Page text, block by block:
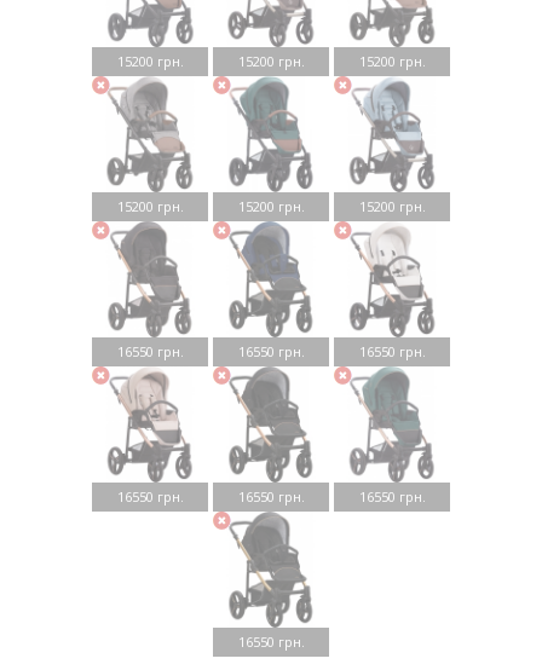
15200 грн. 15200 грн. 15200 грн.
15200 грн. 15200 грн. 15200 грн.
16550 грн. 16550 грн. 16550 грн.
16550 грн. 16550 грн. 16550 грн.
16550 грн.